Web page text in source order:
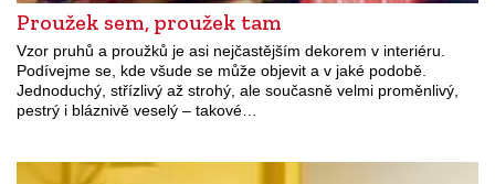
Proužek sem, proužek tam
Vzor pruhů a proužků je asi nejčastějším dekorem v interiéru.
Podívejme se, kde všude se může objevit a v jaké podobě.
Jednoduchý, střízlivý až strohý, ale současně velmi proměnlivý,
pestrý i bláznivě veselý – takové…